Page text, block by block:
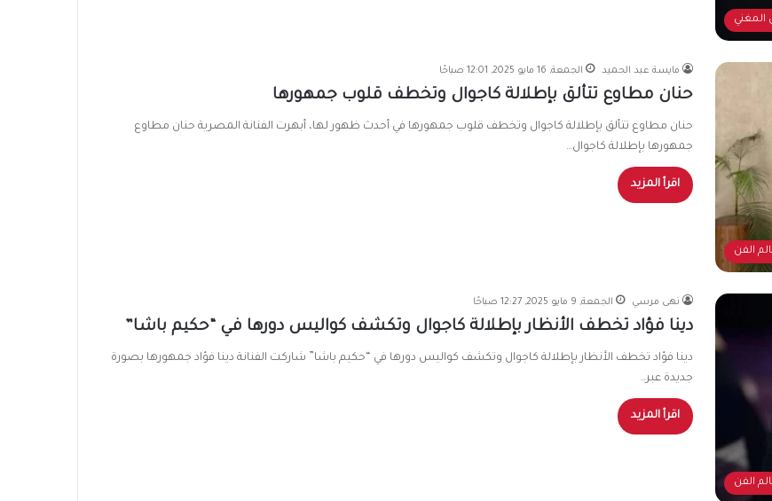
المغني
الفن
مايسة عبد الحميد الجمعة, 16 مايو 2025, 12:01 صباحًا
حنان مطاوع تتألق بإطلالة كاجوال وتخطف قلوب جمهورها
حنان مطاوع تتألق بإطلالة كاجوال وتخطف قلوب جمهورها في أحدث ظهور لها، أبهرت الفنانة المصرية حنان مطاوع
جمهورها بإطلالة كاجوال…
اقرأ المزيد
الفن
نهى مرسي الجمعة, 9 مايو 2025, 12:27 صباحًا
دينا فؤاد تخطف الأنظار بإطلالة كاجوال وتكشف كواليس دورها في “حكيم باشا”
دينا فؤاد تخطف الأنظار بإطلالة كاجوال وتكشف كواليس دورها في “حكيم باشا” شاركت الفنانة دينا فؤاد جمهورها بصورة
جديدة عبر…
اقرأ المزيد